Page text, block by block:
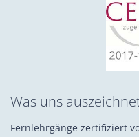
Was uns
Fernlehrgänge zertifiziert